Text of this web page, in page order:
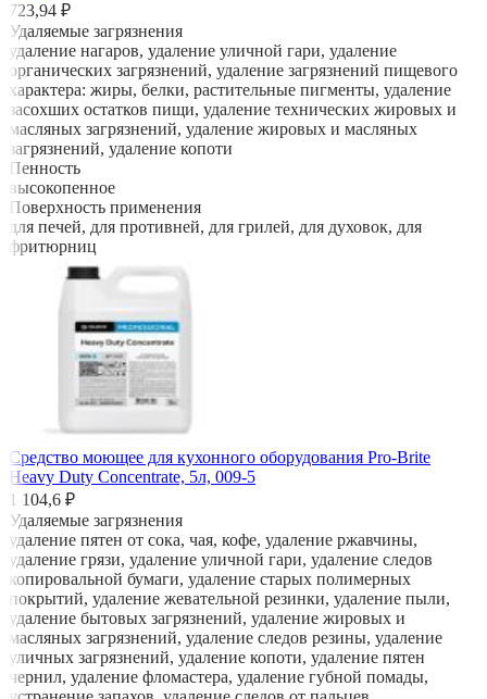
723,94 ₽
Удаляемые загрязнения
удаление нагаров, удаление уличной гари, удаление
органических загрязнений, удаление загрязнений пищевого
характера: жиры, белки, растительные пигменты, удаление
засохших остатков пищи, удаление технических жировых и
масляных загрязнений, удаление жировых и масляных
загрязнений, удаление копоти
Пенность
высокопенное
Поверхность применения
для печей, для противней, для грилей, для духовок, для
фритюрниц
Средство моющее для кухонного оборудования Pro-Brite
Heavy Duty Concentrate, 5л, 009-5
1 104,6 ₽
Удаляемые загрязнения
удаление пятен от сока, чая, кофе, удаление ржавчины,
удаление грязи, удаление уличной гари, удаление следов
копировальной бумаги, удаление старых полимерных
покрытий, удаление жевательной резинки, удаление пыли,
удаление бытовых загрязнений, удаление жировых и
масляных загрязнений, удаление следов резины, удаление
уличных загрязнений, удаление копоти, удаление пятен
чернил, удаление фломастера, удаление губной помады,